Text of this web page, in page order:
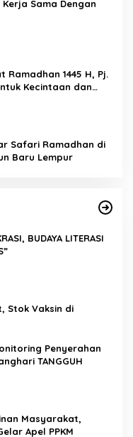
Sama Dengan
Ramadhan 1445 H, Pj.
Kecintaan dan
Safari Ramadhan di
Baru Lempur
BUDAYA LITERASI
Stok Vaksin di
Penyerahan
TANGGUH
Masyarakat,
Apel PPKM